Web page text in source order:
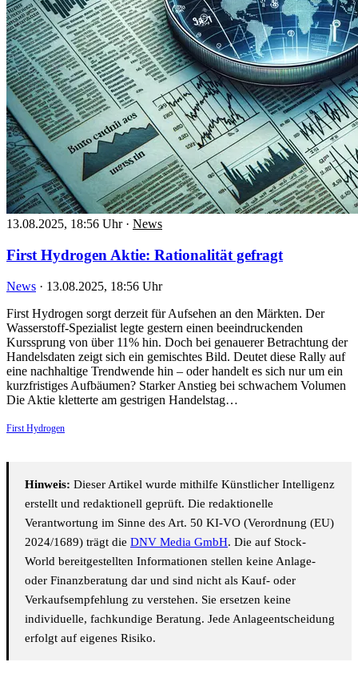
13.08.2025, 18:56 Uhr · News
First Hydrogen Aktie: Rationalität gefragt
News · 13.08.2025, 18:56 Uhr
First Hydrogen sorgt derzeit für Aufsehen an den Märkten. Der
Wasserstoff-Spezialist legte gestern einen beeindruckenden
Kurssprung von über 11% hin. Doch bei genauerer Betrachtung der
Handelsdaten zeigt sich ein gemischtes Bild. Deutet diese Rally auf
eine nachhaltige Trendwende hin – oder handelt es sich nur um ein
kurzfristiges Aufbäumen? Starker Anstieg bei schwachem Volumen
Die Aktie kletterte am gestrigen Handelstag…
First Hydrogen
Hinweis: Dieser Artikel wurde mithilfe Künstlicher Intelligenz
erstellt und redaktionell geprüft. Die redaktionelle
Verantwortung im Sinne des Art. 50 KI-VO (Verordnung (EU)
2024/1689) trägt die DNV Media GmbH. Die auf Stock-
World bereitgestellten Informationen stellen keine Anlage-
oder Finanzberatung dar und sind nicht als Kauf- oder
Verkaufsempfehlung zu verstehen. Sie ersetzen keine
individuelle, fachkundige Beratung. Jede Anlageentscheidung
erfolgt auf eigenes Risiko.